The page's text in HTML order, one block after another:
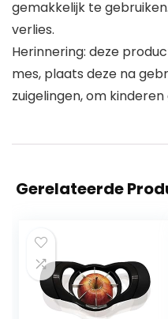
gemakkelijk te
verlies.
Herinnering: deze
mes, plaats deze na
zuigelingen, om
Gerelateerde